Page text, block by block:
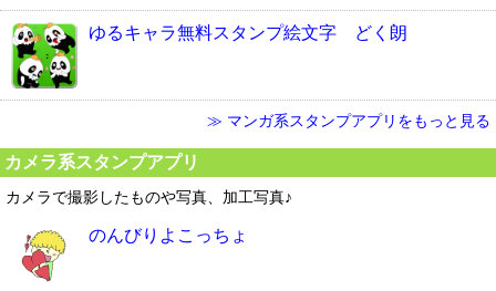
ゆるキャラ無料スタンプ絵文字 どく朗
≫ マンガ系スタンプアプリをもっと見る
カメラ系スタンプアプリ
カメラで撮影したものや写真、加工写真♪
のんびりよこっちょ